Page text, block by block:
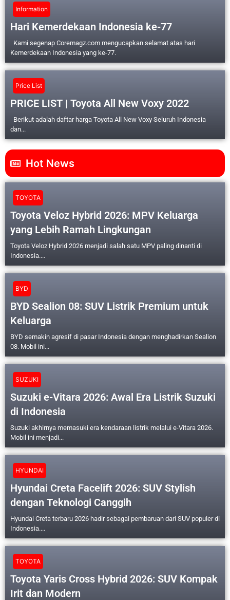
Information
Hari Kemerdekaan Indonesia ke-77
Kami segenap Coremagz.com mengucapkan selamat atas hari
Kemerdekaan Indonesia yang ke-77.
Price List
PRICE LIST | Toyota All New Voxy 2022
Berikut adalah daftar harga Toyota All New Voxy Seluruh Indonesia
dan...
Hot News
TOYOTA
Toyota Veloz Hybrid 2026: MPV Keluarga
yang Lebih Ramah Lingkungan
Toyota Veloz Hybrid 2026 menjadi salah satu MPV paling dinanti di
Indonesia....
BYD
BYD Sealion 08: SUV Listrik Premium untuk
Keluarga
BYD semakin agresif di pasar Indonesia dengan menghadirkan Sealion
08. Mobil ini...
SUZUKI
Suzuki e-Vitara 2026: Awal Era Listrik Suzuki
di Indonesia
Suzuki akhirnya memasuki era kendaraan listrik melalui e-Vitara 2026.
Mobil ini menjadi...
HYUNDAI
Hyundai Creta Facelift 2026: SUV Stylish
dengan Teknologi Canggih
Hyundai Creta terbaru 2026 hadir sebagai pembaruan dari SUV populer di
Indonesia....
TOYOTA
Toyota Yaris Cross Hybrid 2026: SUV Kompak
Irit dan Modern